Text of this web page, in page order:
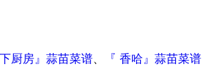
下厨房』蒜苗菜谱、 『 香哈』蒜苗菜谱